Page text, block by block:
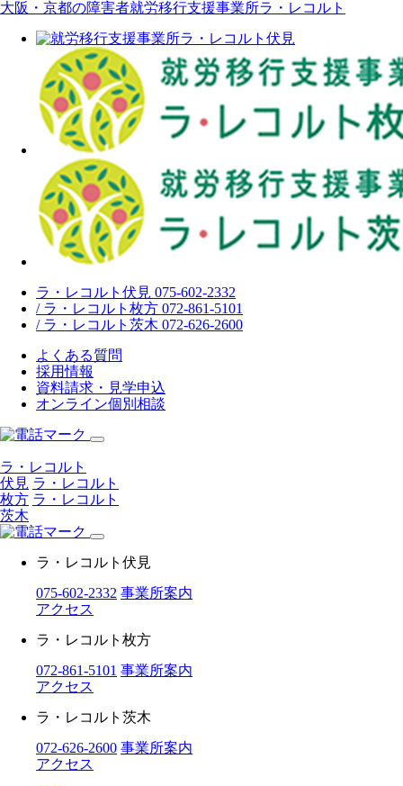
大阪・京都の障害者就労移行支援事業所ラ・レコルト
ラ・レコルト伏見 075-602-2332
/ ラ・レコルト枚方 072-861-5101
/ ラ・レコルト茨木 072-626-2600
よくある質問
採用情報
資料請求・見学申込
オンライン個別相談
ラ・レコルト
伏見 ラ・レコルト
枚方 ラ・レコルト
茨木
ラ・レコルト伏見
075-602-2332 事業所案内
アクセス
ラ・レコルト枚方
072-861-5101 事業所案内
アクセス
ラ・レコルト茨木
072-626-2600 事業所案内
アクセス